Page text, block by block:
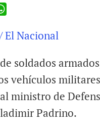
a
s
p
El Nacional
soldados
vehículos militares
ministro de
Padrino.